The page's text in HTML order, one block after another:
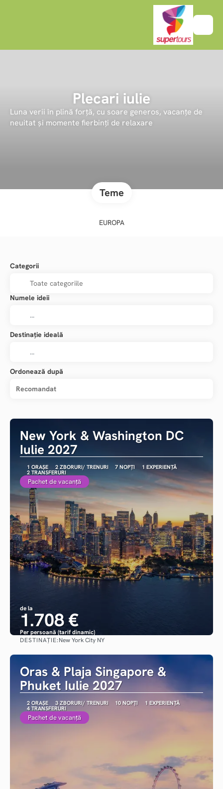
Plecari iulie
Luna verii în plină forță, cu soare generos, vacanțe de
neuitat și momente fierbinți de relaxare
Teme
EUROPA
Categorii
Numele ideii
Destinație ideală
Ordonează după
Recomandat
New York & Washington DC
Iulie 2027
1 ORAȘE 2 ZBORURI/ TRENURI 7 NOPȚI 1 EXPERIENȚĂ
2 TRANSFERURI
Pachet de vacanță
de la
1.708 €
Per persoană (tarif dinamic)
Vezi detalii
DESTINAȚIE:New York City NY
Oras & Plaja Singapore &
Phuket Iulie 2027
2 ORAȘE 3 ZBORURI/ TRENURI 10 NOPȚI 1 EXPERIENȚĂ
4 TRANSFERURI
Pachet de vacanță